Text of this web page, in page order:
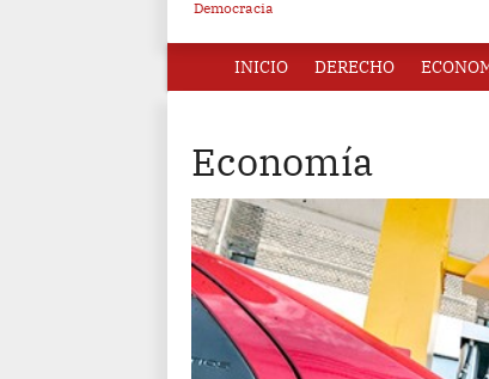
Democracia
INICIO DERECHO
Economía